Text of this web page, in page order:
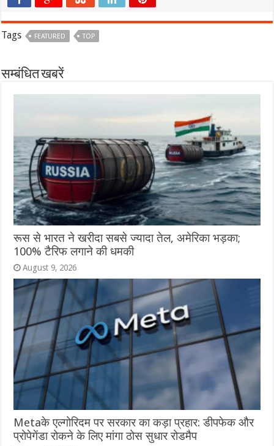
Tags FEATURED TOP
सम्बंधित खबरें
रूस से भारत ने खरीदा सबसे ज्यादा तेल, अमेरिका भड़का;
100% टैरिफ लगाने की धमकी
August 9, 2026
Metaके एल्गोरिदम पर सरकार का कड़ा प्रहार: डीपफेक और
प्रोपेगेंडा रोकने के लिए मांगा ठोस सुधार रोडमैप